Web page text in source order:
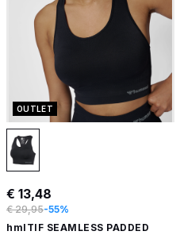
OUTLET
€ 13,48
€ 29,95-55%
hmlTIF SEAMLESS PADDED